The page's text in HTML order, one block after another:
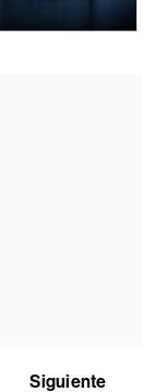
Siguiente